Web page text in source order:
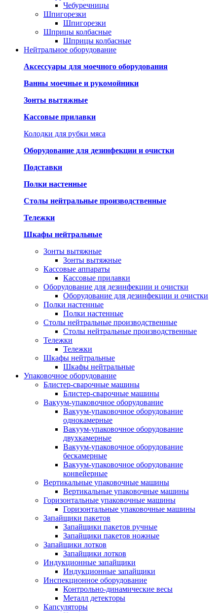
Чебуречницы
Шпигорезки
Шпигорезки
Шприцы колбасные
Шприцы колбасные
Нейтральное оборудование
Аксессуары для моечного оборудования
Ванны моечные и рукомойники
Зонты вытяжные
Кассовые прилавки
Колодки для рубки мяса
Оборудование для дезинфекции и очистки
Подставки
Полки настенные
Столы нейтральные производственные
Тележки
Шкафы нейтральные
Зонты вытяжные
Зонты вытяжные
Кассовые аппараты
Кассовые прилавки
Оборудование для дезинфекции и очистки
Оборудование для дезинфекции и очистки
Полки настенные
Полки настенные
Столы нейтральные производственные
Столы нейтральные производственные
Тележки
Тележки
Шкафы нейтральные
Шкафы нейтральные
Упаковочное оборудование
Блистер-сварочные машины
Блистер-сварочные машины
Вакуум-упаковочное оборудование
Вакуум-упаковочное оборудование
однокамерные
Вакуум-упаковочное оборудование
двухкамерные
Вакуум-упаковочное оборудование
беcкамерные
Вакуум-упаковочное оборудование
конвейерные
Вертикальные упаковочные машины
Вертикальные упаковочные машины
Горизонтальные упаковочные машины
Горизонтальные упаковочные машины
Запайщики пакетов
Запайщики пакетов ручные
Запайщики пакетов ножные
Запайщики лотков
Запайщики лотков
Индукционные запайщики
Индукционные запайщики
Инспекционное оборудование
Контрольно-динамические весы
Металл детекторы
Капсуляторы